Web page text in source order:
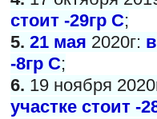
стоит -29гр С;
5. 21 мая 2020г:
-8гр С;
6. 19 ноября
участке стоит -